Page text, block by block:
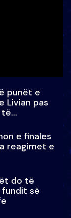
punët e
Livian pas
të
e finales
reagimet e
do të
fundit së